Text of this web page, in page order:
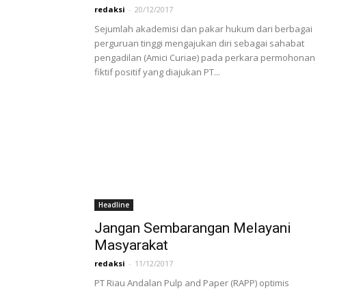
redaksi - 20/12/2017
Sejumlah akademisi dan pakar hukum dari berbagai
perguruan tinggi mengajukan diri sebagai sahabat
pengadilan (Amici Curiae) pada perkara permohonan
fiktif positif yang diajukan PT...
Headline
Jangan Sembarangan Melayani
Masyarakat
redaksi - 11/12/2017
PT Riau Andalan Pulp and Paper (RAPP) optimis